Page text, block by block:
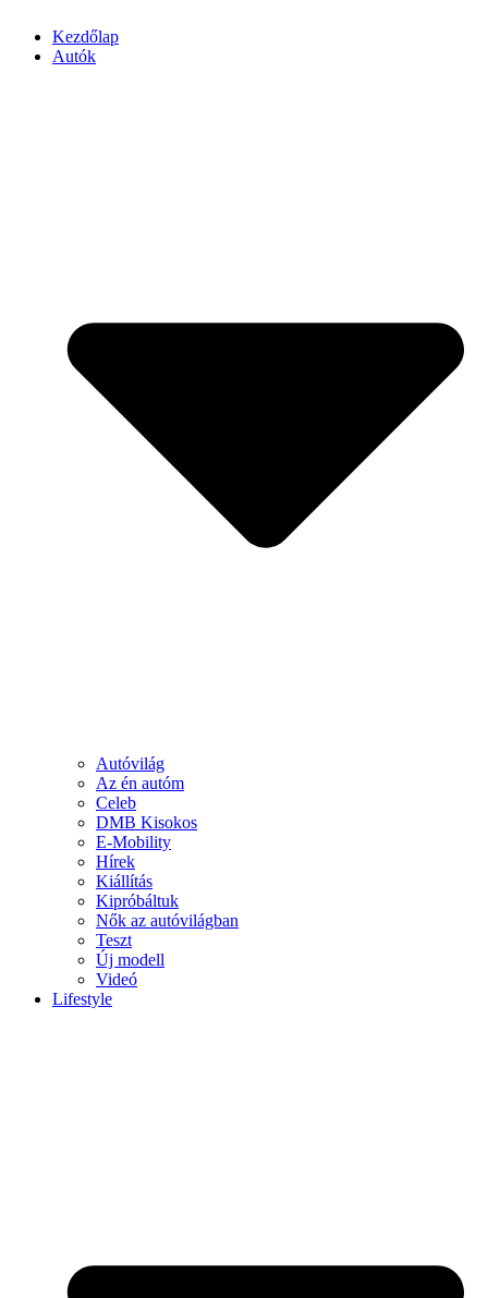
Kezdőlap
Autók
Autóvilág
Az én autóm
Celeb
DMB Kisokos
E-Mobility
Hírek
Kiállítás
Kipróbáltuk
Nők az autóvilágban
Teszt
Új modell
Videó
Lifestyle